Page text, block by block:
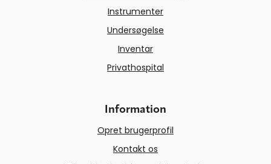
Instrumenter
Undersøgelse
Inventar
Privathospital
Information
Opret brugerprofil
Kontakt os